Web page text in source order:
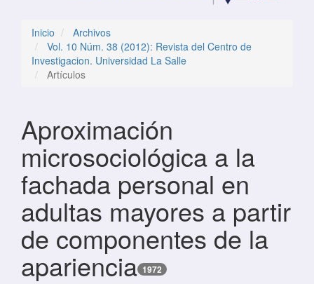
Inicio
Archivos
Vol. 10 Núm. 38 (2012): Revista del Centro de
Investigacion. Universidad La Salle
Artículos
Aproximación
microsociológica a la
fachada personal en
adultas mayores a partir
de componentes de la
apariencia 1972